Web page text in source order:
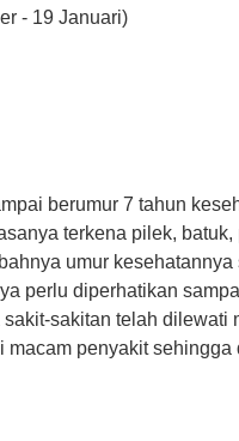
- 19 Januari)
berumur 7 tahun
terkena pilek,
umur
perlu diperhatikan
sakitan telah dilewati
macam penyakit sehingga